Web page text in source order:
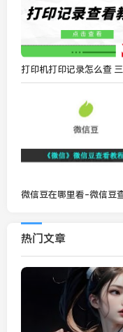
热门文章